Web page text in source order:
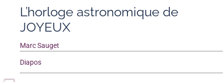
L’horloge astronomique de
JOYEUX
Marc Sauget
Diapos